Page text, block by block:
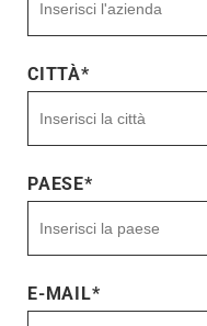
CITTÀ*
PAESE*
E-MAIL*